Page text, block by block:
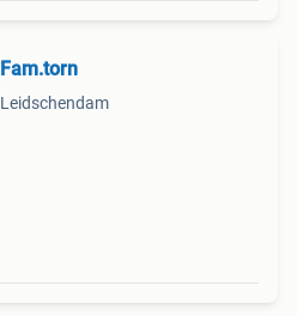
Fam.torn
Leidschendam